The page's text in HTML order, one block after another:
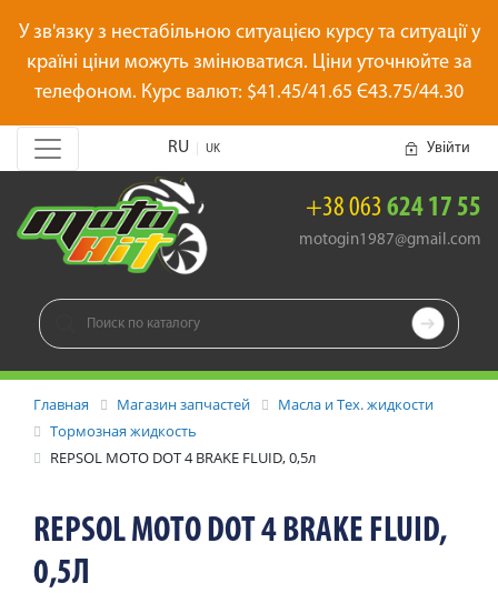
У зв'язку з нестабільною ситуацією курсу та ситуації у
країні ціни можуть змінюватися. Ціни уточнюйте за
телефоном. Курс валют: $41.45/41.65 Є43.75/44.30
RU UK Увійти
+38 063 624 17 55
motogin1987@gmail.com

Главная Магазин запчастей
Масла и Тех. жидкости
Тормозная жидкость
REPSOL MOTO DOT 4 BRAKE FLUID, 0,5л
REPSOL MOTO DOT 4 BRAKE FLUID,
0,5Л